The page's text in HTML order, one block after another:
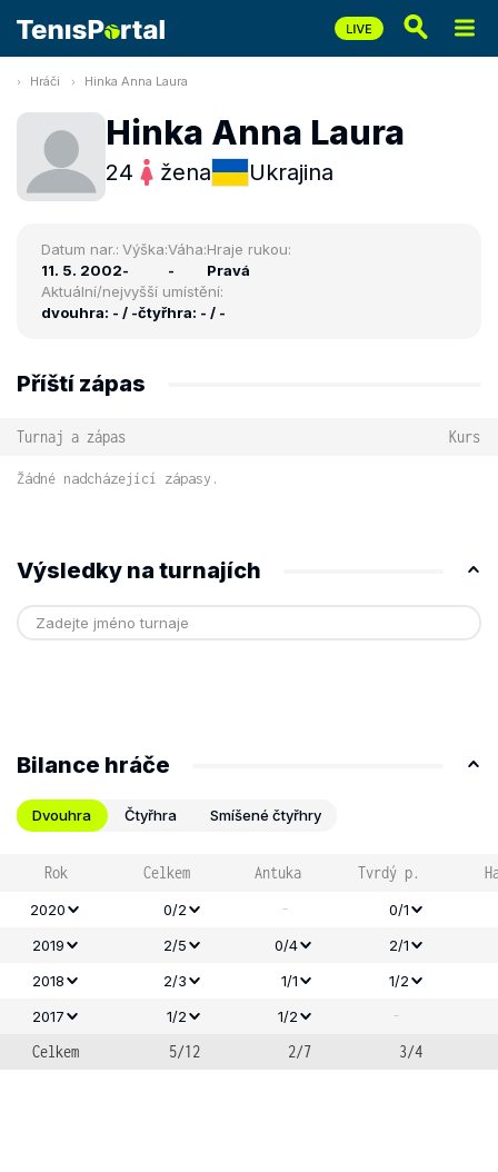
Hráči Hinka Anna Laura
Hinka Anna Laura
24 žena Ukrajina
Datum nar.:
11. 5. 2002
Výška:
-
Váha:
-
Hraje rukou:
Pravá
Aktuální/nejvyšší umístění:
dvouhra: - / -čtyřhra: - / -
Příští zápas
Turnaj a zápas Kurs
Žádné nadcházející zápasy.
Výsledky na turnajích
Bilance hráče
Dvouhra Čtyřhra Smíšené čtyřhry
Rok Celkem Antuka Tvrdý p.
2020 0/2 -
0/1
2019
2/5 0/4
2/1
2018
2/3 1/1
1/2
2017
1/2 1/2
-
Celkem
5/12 2/7 3/4